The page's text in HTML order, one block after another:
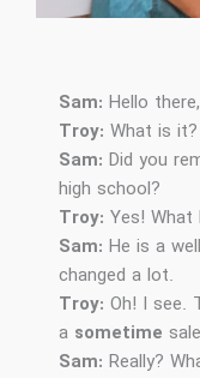
Sam: Hello
Troy: What is it?
Sam: Did you
high school?
Troy: Yes! What
Sam: He is a
changed a lot.
Troy: Oh! I see.
a sometime
Sam: Really?